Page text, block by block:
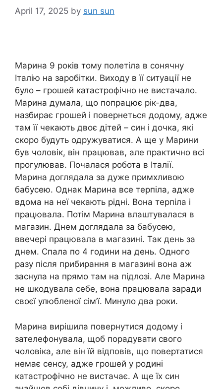
April 17, 2025 by sun sun
Марина 9 років тому полетіла в сонячну
Італію на заробітки. Виходу в її ситуації не
було – грошей катастрофічно не вистачало.
Марина думала, що попрацює рік-два,
назбирає грошей і повернеться додому, адже
там її чекають двоє дітей – син і дочка, які
скоро будуть одружуватися. А ще у Марини
був чоловік, він працював, але практично всі
прогулював. Почалася робота в Італії.
Марина доглядала за дуже примхливою
бабусею. Однак Марина все терпіла, адже
вдома на неї чекають рідні. Вона терпіла і
працювала. Потім Марина влаштувалася в
магазин. Днем доглядала за бабусею,
ввечері працювала в магазині. Так день за
днем. Спала по 4 години на день. Одного
разу після прибирання в магазині вона аж
заснула на прямо там на підлозі. Але Марина
не шкодувала себе, вона працювала заради
своєї улюбленої сім’ї. Минуло два роки.
Марина вирішила повернутися додому і
зателефонувала, щоб порадувати свого
чоловіка, але він їй відповів, що повертатися
немає сенсу, адже грошей у родині
катастрофічно не вистачає. А ще їх син